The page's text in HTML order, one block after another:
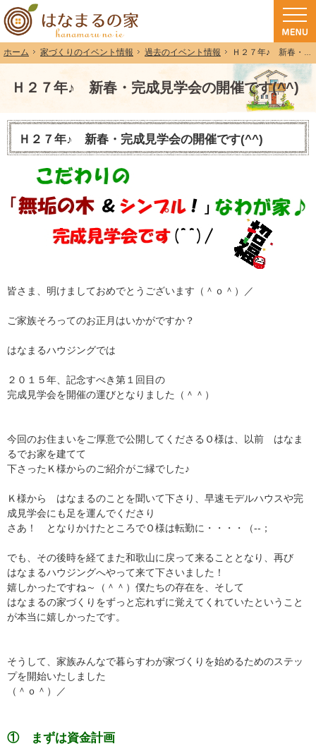
ホーム 家づくりのイベント情報 過去のイベント情報 Ｈ２７年♪ 新春・完成見学会の開催です(^^)
Ｈ２７年♪ 新春・完成見学会の開催です(^^)
和歌山（和歌山市・岩出市・海南市・紀の川市）で注文住宅(長期優良住宅・
注文住宅・高気密高断熱・長期優良住宅・ZEH・耐震なら（和歌山・和歌山市）
Ｈ２７年♪ 新春・完成見学会の開催です(^^)
皆さま、明けましておめでとうございます（＾ｏ＾）／
ご家族そろってのお正月はいかがですか？
はなまるハウジングでは
２０１５年、記念すべき第１回目の
完成見学会を開催の運びとなりました（＾＾）
今回のお住まいをご厚意で公開してくださるＯ様は、以前 はなま
るでお家を建てて
下さったＫ様からのご紹介がご縁でした♪
Ｋ様から はなまるのことを聞いて下さり、早速モデルハウスや完
成見学会にも足を運んでくださり
さあ！ となりかけたところでＯ様は転勤に・・・・（--；
でも、その後時を経てまた和歌山に戻って来ることとなり、再び
はなまるハウジングへやって来て下さいました！
嬉しかったですね～（＾＾）僕たちの存在を、そして
はなまるの家づくりをずっと忘れずに覚えてくれていたということ
が本当に嬉しかったです。
そうして、家族みんなで暮らすわが家づくりを始めるためのステッ
プを開始いたしました
（＾ｏ＾）／
① まずは資金計画